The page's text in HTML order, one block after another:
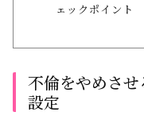
ェックポイント
不倫をやめさ
設定